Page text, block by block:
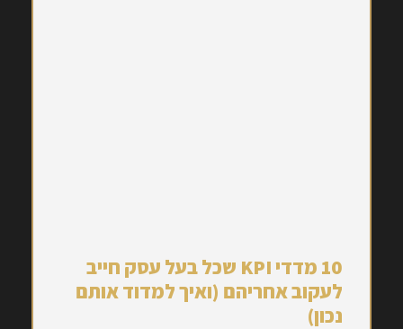
10 מדדי KPI שכל בעל עסק חייב
לעקוב אחריהם (ואיך למדוד אותם
נכון)